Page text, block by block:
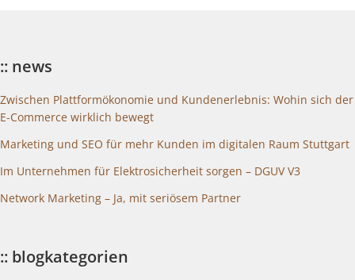
:: news
Zwischen Plattformökonomie und Kundenerlebnis: Wohin sich der
E-Commerce wirklich bewegt
Marketing und SEO für mehr Kunden im digitalen Raum Stuttgart
Im Unternehmen für Elektrosicherheit sorgen – DGUV V3
Network Marketing – Ja, mit seriösem Partner
:: blogkategorien